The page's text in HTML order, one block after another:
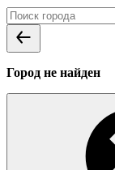
Город не найден